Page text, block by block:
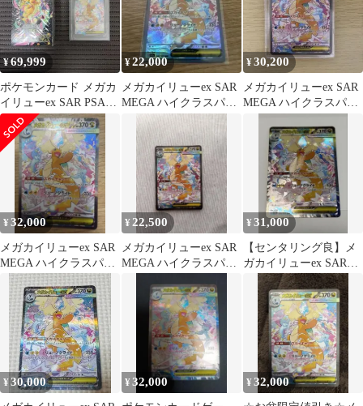
¥69,999
ポケモンカード メガカ
イリューex SAR PSA10
＋シュリンク付BOX
¥22,000
メガカイリューex SAR
MEGA ハイクラスパッ
ク MEGAドリームex …
¥30,200
メガカイリューex SAR
MEGA ハイクラスパッ
¥32,000
メガカイリューex SAR
MEGA ハイクラスパッ
ク MEGAドリームex …
¥ 22,500
メガカイリューex SAR
MEGA ハイクラスパッ
¥31,000
【センタリング良】メ
ガカイリューex SAR
246/193
¥30,000 ¥32,000 ¥32,000